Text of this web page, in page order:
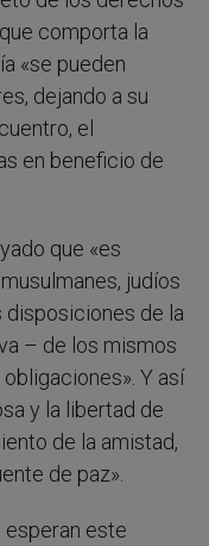
comporta la
«se pueden
dejando a su
el
en beneficio de
que «es
judíos
de la
– de los mismos
Y así
y la libertad de
de la amistad,
de paz».
esperan este